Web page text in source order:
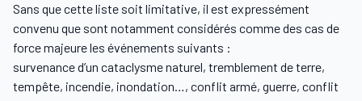
Sans que cette liste soit limitative, il est expressément
convenu que sont notamment considérés comme des cas de
force majeure les événements suivants :
survenance d’un cataclysme naturel, tremblement de terre,
tempête, incendie, inondation…, conflit armé, guerre, conflit